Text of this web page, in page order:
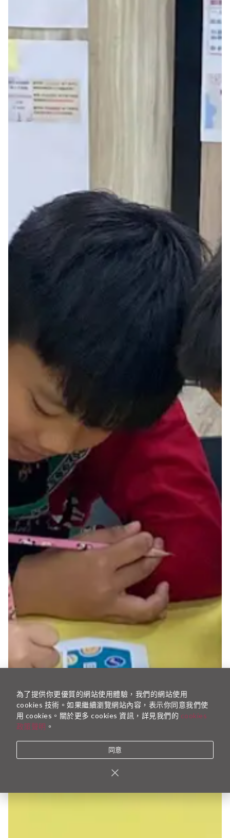
為了提供你更優質的網站使用體驗，我們的網站使用
cookies 技術。如果繼續瀏覽網站內容，表示你同意我們使
用 cookies。關於更多 cookies 資訊，詳見我們的 cookies
政策聲明 。
同意